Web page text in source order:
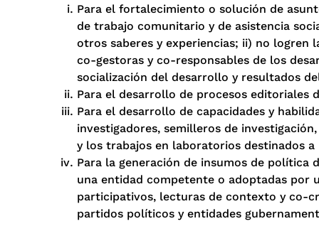
Para el fortalecimiento o solución de
de trabajo comunitario y de asistencia
otros saberes y experiencias; ii) no logren
co-gestoras y co-responsables de los
socialización del desarrollo y resultados
Para el desarrollo de procesos editoriales
Para el desarrollo de capacidades y
investigadores, semilleros de
y los trabajos en laboratorios destinados a
Para la generación de insumos de política
una entidad competente o adoptadas por
participativos, lecturas de contexto y co-
partidos políticos y entidades